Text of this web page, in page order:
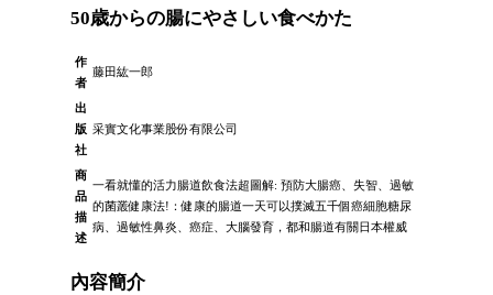
50歳からの腸にやさしい食べかた
作
者
藤田紘一郎
出
版
社
采實文化事業股份有限公司
商
品
描
述
一看就懂的活力腸道飲食法超圖解: 預防大腸癌、失智、過敏
的菌叢健康法!：健康的腸道一天可以撲滅五千個癌細胞糖尿
病、過敏性鼻炎、癌症、大腦發育，都和腸道有關日本權威
內容簡介